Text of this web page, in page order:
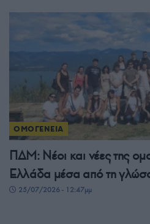
ΟΜΟΓΕΝΕΙΑ
ΠΔΜ: Νέοι και νέες της
Ελλάδα μέσα από τη
25/07/2026 - 12:47μμ